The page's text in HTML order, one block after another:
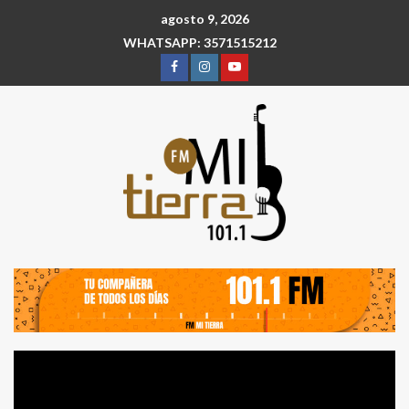
agosto 9, 2026
WHATSAPP: 3571515212